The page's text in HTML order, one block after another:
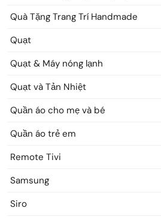
Quà Tặng Trang Trí Handmade
Quạt
Quạt & Máy nóng lạnh
Quạt và Tản Nhiệt
Quần áo cho mẹ và bé
Quần áo trẻ em
Remote Tivi
Samsung
Siro